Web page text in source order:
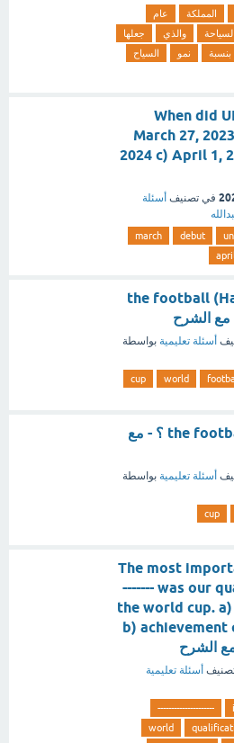
المملكة
عام
السياحة والذي
جعلها
بنسبة نمو
السياح
When did
March 27,
2024 c) April 1,
في تصنيف أسئلة
debut
march
april
(Have - Had - Is) the football
أسئلة تعليمية بواسطة
world
cup
the football world cup ؟ - مع
أسئلة تعليمية بواسطة
cup
The most
------- was our
the world cup.
b) achievement
أسئلة تعليمية
---------------------
world